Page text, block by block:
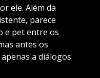
ele. Além da
parece
e pet entre os
antes os
a diálogos